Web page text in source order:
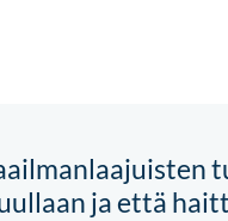
ja että